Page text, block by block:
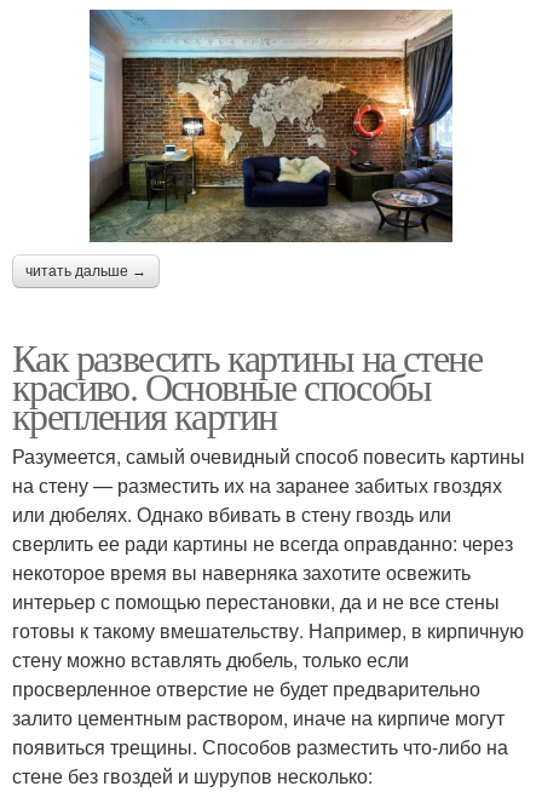
читать дальше →
Как развесить картины на стене
красиво. Основные способы
крепления картин
Разумеется, самый очевидный способ повесить картины
на стену — разместить их на заранее забитых гвоздях
или дюбелях. Однако вбивать в стену гвоздь или
сверлить ее ради картины не всегда оправданно: через
некоторое время вы наверняка захотите освежить
интерьер с помощью перестановки, да и не все стены
готовы к такому вмешательству. Например, в кирпичную
стену можно вставлять дюбель, только если
просверленное отверстие не будет предварительно
залито цементным раствором, иначе на кирпиче могут
появиться трещины. Способов разместить что-либо на
стене без гвоздей и шурупов несколько: